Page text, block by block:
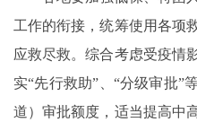
工作的衔接，统筹使用各项
应救尽救。综合考虑受疫情
实“先行救助”、“分级审批”
道）审批额度，适当提高中